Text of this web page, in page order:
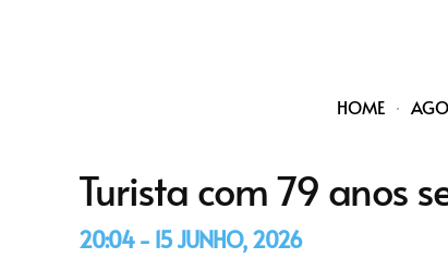
HOME
Turista com 79 anos
20:04 - 15 JUNHO, 2026